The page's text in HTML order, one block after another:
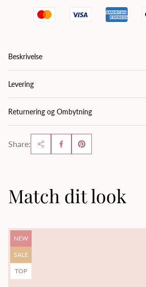
Beskrivelse
Levering
Returnering og Ombytning
Share:
Match dit look
Product
label:
NEW
Product
label:
SALE
Product
label:
TOP